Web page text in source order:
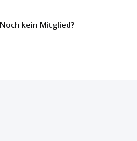
Noch kein Mitglied?